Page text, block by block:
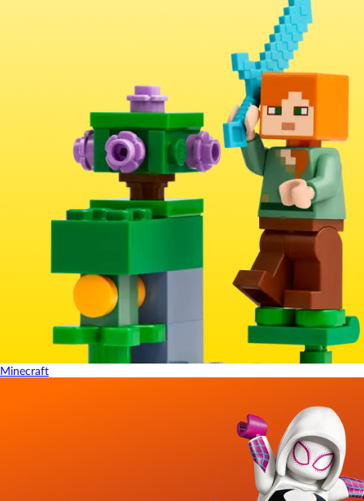
Minecraft